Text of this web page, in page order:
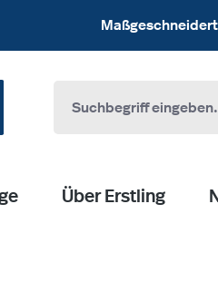
Über Erstling